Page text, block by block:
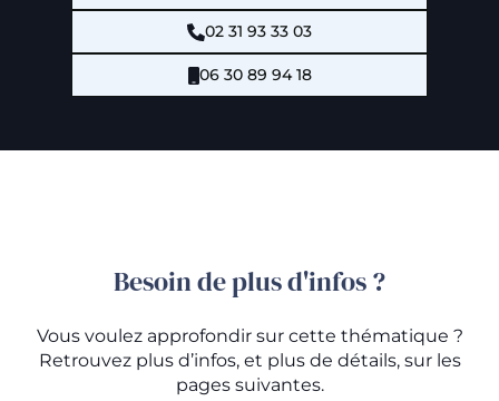
02 31 93 33 03
06 30 89 94 18
Besoin de plus d'infos ?
Vous voulez approfondir sur cette thématique ?
Retrouvez plus d’infos, et plus de détails, sur les
pages suivantes.